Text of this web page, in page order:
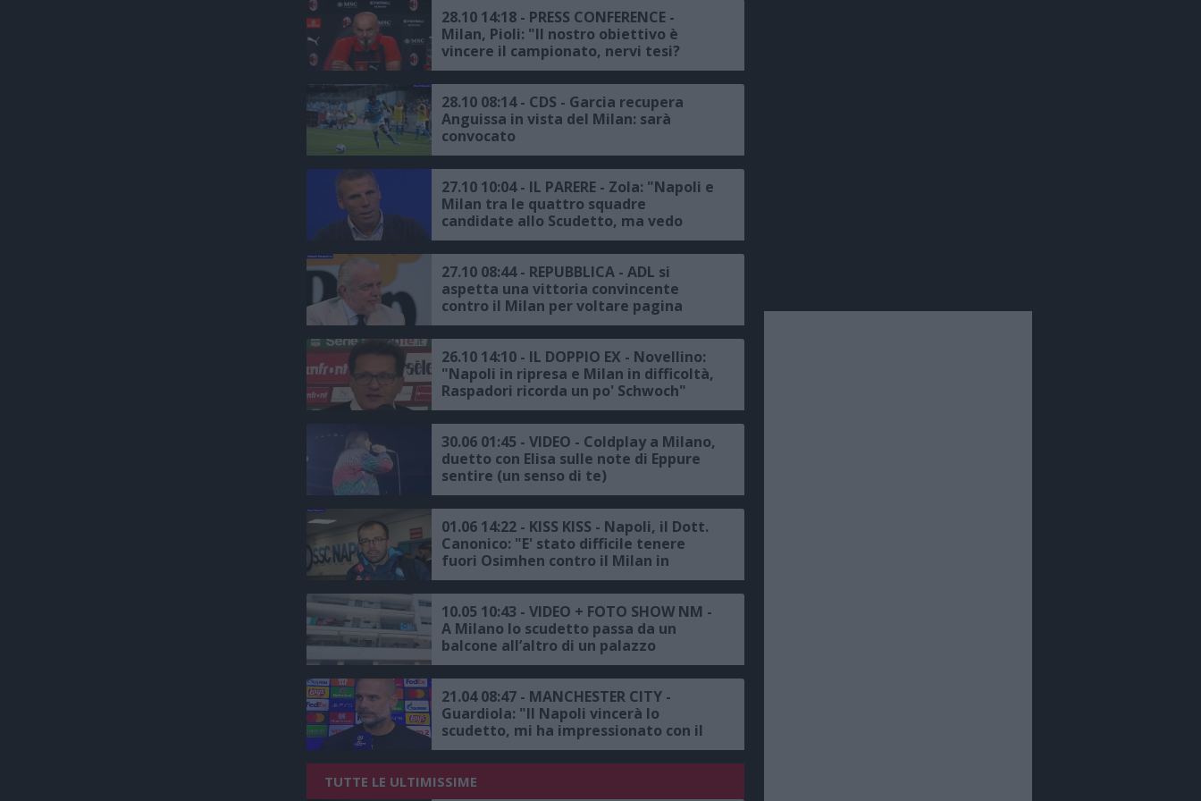
28.10 14:18 - PRESS CONFERENCE -
Milan, Pioli: "Il nostro obiettivo è
vincere il campionato, nervi tesi?
Tutto chiarito, Garcia ottimo
allenatore ed il Napoli è una grande
squadra, Kvaratskhelia va tenuto
d'occhio, io presuntuoso? Non credo di
esserlo"
28.10 08:14 - CDS - Garcia recupera
Anguissa in vista del Milan: sarà
convocato
27.10 10:04 - IL PARERE - Zola: "Napoli e
Milan tra le quattro squadre
candidate allo Scudetto, ma vedo
l'Inter favorita, Kvara può cambiare la
partita"
27.10 08:44 - REPUBBLICA - ADL si
aspetta una vittoria convincente
contro il Milan per voltare pagina
26.10 14:10 - IL DOPPIO EX - Novellino:
"Napoli in ripresa e Milan in difficoltà,
Raspadori ricorda un po' Schwoch"
30.06 01:45 - VIDEO - Coldplay a Milano,
duetto con Elisa sulle note di Eppure
sentire (un senso di te)
01.06 14:22 - KISS KISS - Napoli, il Dott.
Canonico: "E' stato difficile tenere
fuori Osimhen contro il Milan in
Champions League, Lozano sarà
pronto per i ritiri estivi, sulle bende di
Kim ed Anguissa..."
10.05 10:43 - VIDEO + FOTO SHOW NM -
A Milano lo scudetto passa da un
balcone all’altro di un palazzo
21.04 08:47 - MANCHESTER CITY -
Guardiola: "Il Napoli vincerà lo
scudetto, mi ha impressionato con il
Milan, c'era un rigore che poteva
essere dato"
TUTTE LE ULTIMISSIME